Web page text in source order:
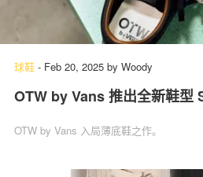
球鞋 - Feb 20, 2025 by Woody
OTW by Vans 推出全新鞋
OTW by Vans 入局薄底鞋之作。